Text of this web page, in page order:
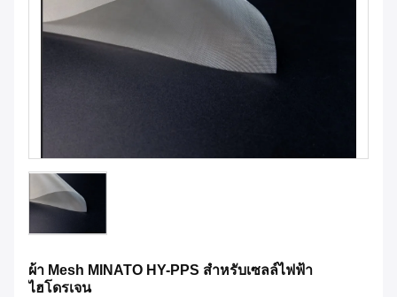
ผ้า Mesh MINATO HY-PPS สําหรับเซลล์ไฟฟ้า
ไฮโดรเจน